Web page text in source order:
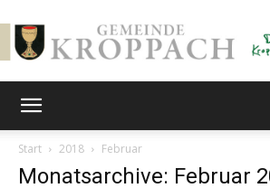
Kroppach
Start 2018 Februar
Monatsarchive: Februar